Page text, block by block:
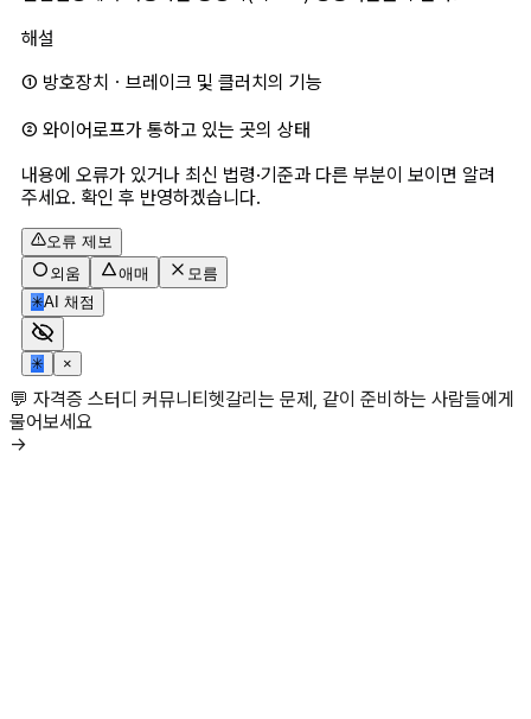
해설
① 방호장치ㆍ브레이크 및 클러치의 기능
② 와이어로프가 통하고 있는 곳의 상태
내용에 오류가 있거나 최신 법령·기준과 다른 부분이 보이면 알려
주세요. 확인 후 반영하겠습니다.
오류 제보
외움
애매
모름
✳AI 채점
✳ ×
💬 자격증 스터디 커뮤니티헷갈리는 문제, 같이 준비하는 사람들에게
물어보세요
→